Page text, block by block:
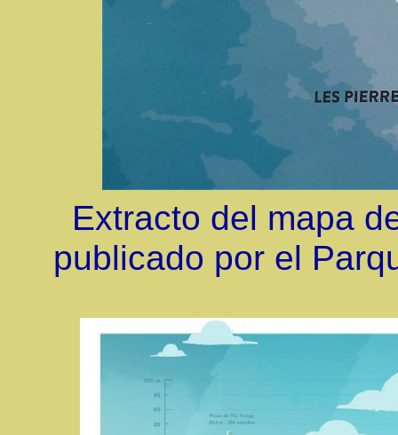
Extracto del mapa
publicado por el